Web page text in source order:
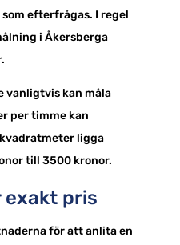
efterfrågas. I regel
i Åkersberga
vanligtvis kan måla
per timme kan
ligga
till 3500 kronor.
pris
för att anlita en